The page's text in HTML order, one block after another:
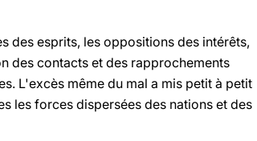
des esprits, les oppositions des intérêts,
des contacts et des rapprochements
L'excès même du mal a mis petit à petit
les forces dispersées des nations et des